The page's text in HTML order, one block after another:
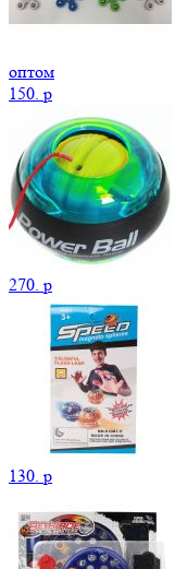
оптом
150. p
270. p
130. p